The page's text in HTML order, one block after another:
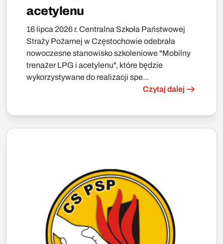
acetylenu
16 lipca 2026 r. Centralna Szkoła Państwowej
Straży Pożarnej w Częstochowie odebrała
nowoczesne stanowisko szkoleniowe "Mobilny
trenażer LPG i acetylenu", które będzie
wykorzystywane do realizacji spe...
Czytaj dalej